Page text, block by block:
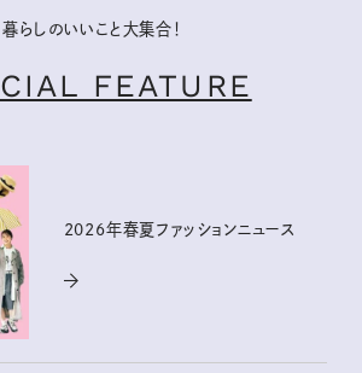
暮らしのいいこと大集合！
FEATURE
2026年春夏ファッションニュース